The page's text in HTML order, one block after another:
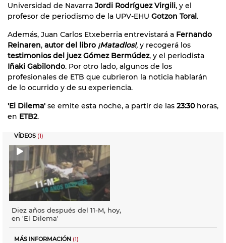
Universidad de Navarra Jordi Rodríguez Virgili, y el
profesor de periodismo de la UPV-EHU Gotzon Toral.
Además, Juan Carlos Etxeberria entrevistará a Fernando
Reinaren, autor del libro ¡Matadlos!, y recogerá los
testimonios del juez Gómez Bermúdez, y el periodista
Iñaki Gabilondo. Por otro lado, algunos de los
profesionales de ETB que cubrieron la noticia hablarán
de lo ocurrido y de su experiencia.
'El Dilema' se emite esta noche, a partir de las 23:30horas,
en ETB2.
VÍDEOS (1)
Diez años después del 11-M, hoy,
en 'El Dilema'
MÁS INFORMACIÓN (1)